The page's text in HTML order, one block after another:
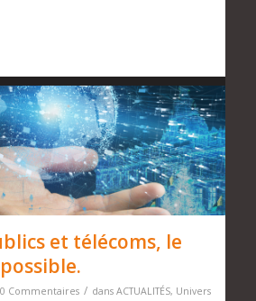
et télécoms, le
0 Commentaires / dans ACTUALITÉS, Univers